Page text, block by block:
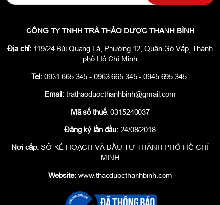
CÔNG TY TNHH TRÀ THẢO DƯỢC THANH BÌNH
Địa chỉ: 119/24 Bùi Quang Là, Phường 12, Quận Gò Vấp, Thành
phố Hồ Chí Minh
Tel: 0931 665 345 - 0963 665 345 - 0945 695 345
Email: trathaoduocthanhbinh@gmail.com
Mã số thuế: 0315240037
Đăng ký lần đầu: 24/08/2018
Nơi cấp: SỞ KẾ HOẠCH VÀ ĐẦU TƯ THÀNH PHỐ HỒ CHÍ
MINH
Website:www.thaoduocthanhbinh.com